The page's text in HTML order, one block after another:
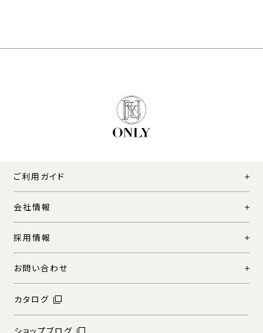
ご利用ガイド
会社情報
採用情報
お問い合わせ
カタログ
ショップブログ